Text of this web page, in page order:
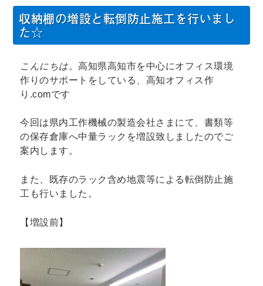
ー
収納棚の増設と転倒防止施工を行いまし
た☆
こんにちは。高知県高知市を中心にオフィス環境
作りのサポートをしている、高知オフィス作
り.comです
今回は県内工作機械の製造会社さまにて、書類等
の保存倉庫へ中量ラックを増設致しましたのでご
案内します。
また、既存のラック含め地震等による転倒防止施
工も行いました。
【増設前】